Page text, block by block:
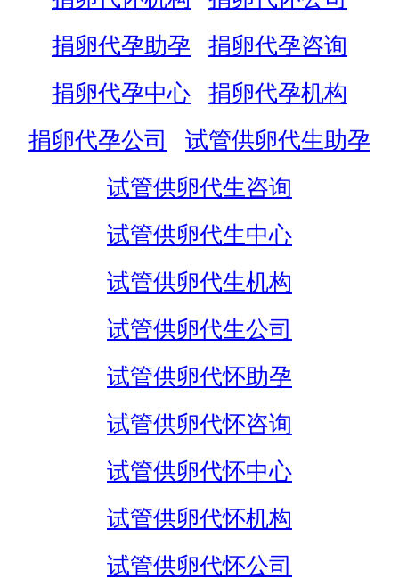
捐卵代孕助孕
捐卵代孕咨询
捐卵代孕中心
捐卵代孕机构
捐卵代孕公司
试管供卵代生助孕
试管供卵代生咨询
试管供卵代生中心
试管供卵代生机构
试管供卵代生公司
试管供卵代怀助孕
试管供卵代怀咨询
试管供卵代怀中心
试管供卵代怀机构
试管供卵代怀公司